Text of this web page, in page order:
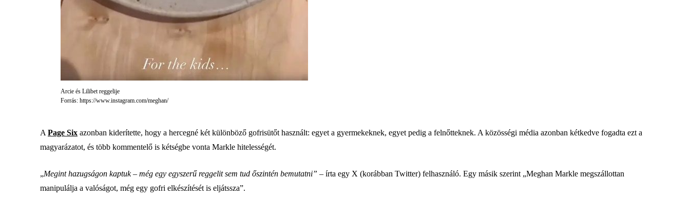
Arcie és Lilibet reggelije
Forrás: https://www.instagram.com/meghan/
A Page Six azonban kiderítette, hogy a hercegné két különböző gofrisütőt használt: egyet a gyermekeknek, egyet pedig a felnőtteknek. A közösségi média azonban kétkedve fogadta ezt a
magyarázatot, és több kommentelő is kétségbe vonta Markle hitelességét.
„Megint hazugságon kaptuk – még egy egyszerű reggelit sem tud őszintén bemutatni” – írta egy X (korábban Twitter) felhasználó. Egy másik szerint „Meghan Markle megszállottan
manipulálja a valóságot, még egy gofri elkészítését is eljátssza”.